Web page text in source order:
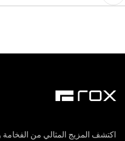
اكتشف المزيج المثالي من